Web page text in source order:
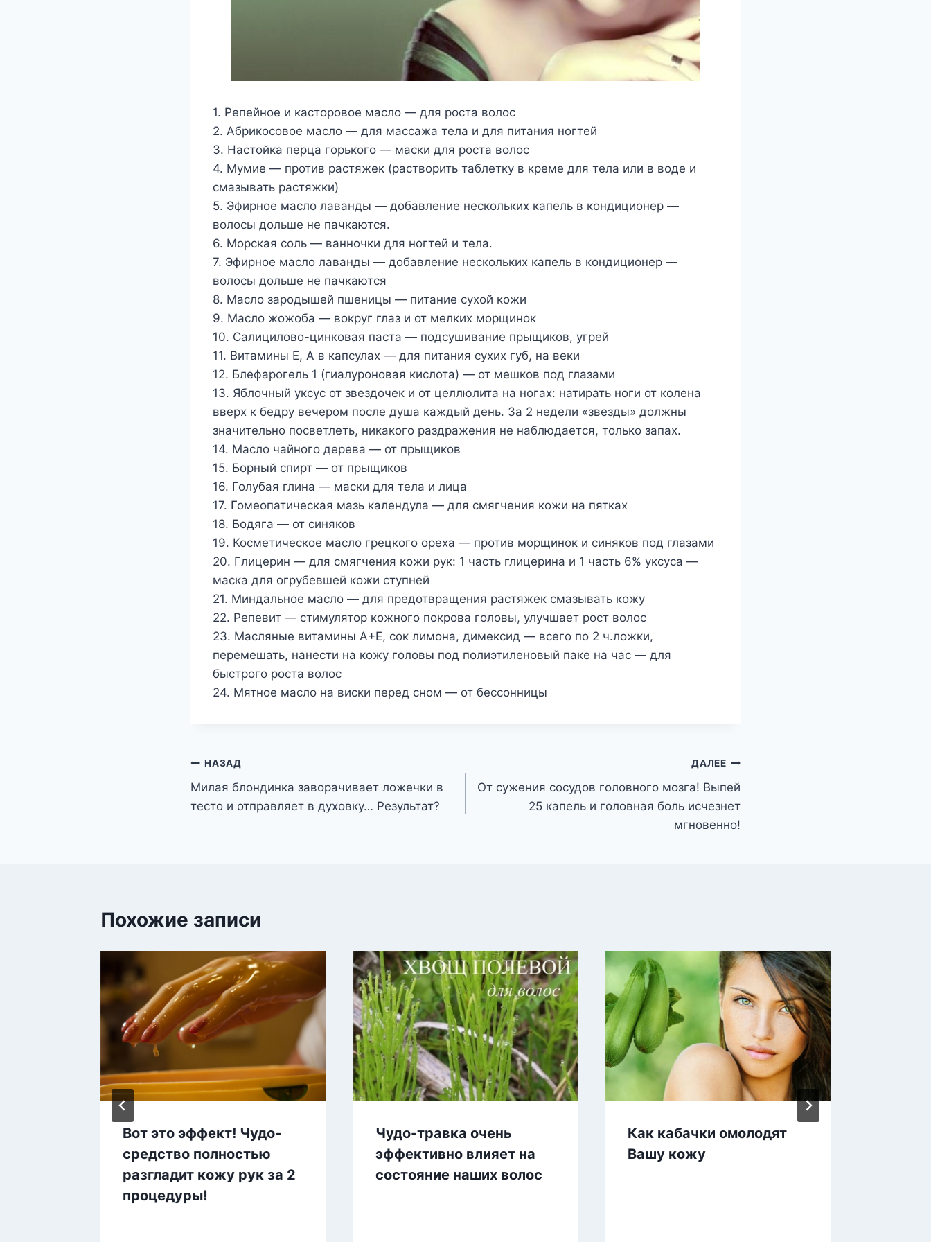
1. Репейное и касторовое масло — для роста волос
2. Абрикосовое масло — для массажа тела и для питания ногтей
3. Настойка перца горького — маски для роста волос
4. Мумие — против растяжек (растворить таблетку в креме для тела или в воде и
смазывать растяжки)
5. Эфирное масло лаванды — добавление нескольких капель в кондиционер —
волосы дольше не пачкаются.
6. Морская соль — ванночки для ногтей и тела.
7. Эфирное масло лаванды — добавление нескольких капель в кондиционер —
волосы дольше не пачкаются
8. Масло зародышей пшеницы — питание сухой кожи
9. Масло жожоба — вокруг глаз и от мелких морщинок
10. Салицилово-цинковая паста — подсушивание прыщиков, угрей
11. Витамины Е, А в капсулах — для питания сухих губ, на веки
12. Блефарогель 1 (гиалуроновая кислота) — от мешков под глазами
13. Яблочный уксус от звездочек и от целлюлита на ногах: натирать ноги от колена
вверх к бедру вечером после душа каждый день. За 2 недели «звезды» должны
значительно посветлеть, никакого раздражения не наблюдается, только запах.
14. Масло чайного дерева — от прыщиков
15. Борный спирт — от прыщиков
16. Голубая глина — маски для тела и лица
17. Гомеопатическая мазь календула — для смягчения кожи на пятках
18. Бодяга — от синяков
19. Косметическое масло грецкого ореха — против морщинок и синяков под глазами
20. Глицерин — для смягчения кожи рук: 1 часть глицерина и 1 часть 6% уксуса —
маска для огрубевшей кожи ступней
21. Миндальное масло — для предотвращения растяжек смазывать кожу
22. Репевит — стимулятор кожного покрова головы, улучшает рост волос
23. Масляные витамины А+Е, сок лимона, димексид — всего по 2 ч.ложки,
перемешать, нанести на кожу головы под полиэтиленовый паке на час — для
быстрого роста волос
24. Мятное масло на виски перед сном — от бессонницы
Навигация
по
НАЗАД
Милая блондинка заворачивает ложечки в
тесто и отправляет в духовку… Результат?
ДАЛЕЕ
От сужения сосудов головного мозга! Выпей
25 капель и головная боль исчезнет
мгновенно!
Похожие записи
Вот это эффект! Чудо-
средство полностью
разгладит кожу рук за 2
процедуры!
Чудо-травка очень
эффективно влияет на
состояние наших волос
Как кабачки омолодят
Вашу кожу